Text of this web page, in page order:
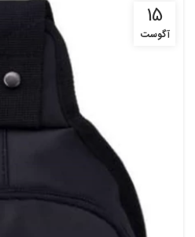
15
آگوست